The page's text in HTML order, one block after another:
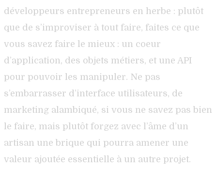
développeurs entrepreneurs en herbe : plutôt
que de s’improviser à tout faire, faites ce que
vous savez faire le mieux : un coeur
d’application, des objets métiers, et une API
pour pouvoir les manipuler. Ne pas
s’embarrasser d’interface utilisateurs, de
marketing alambiqué, si vous ne savez pas bien
le faire, mais plutôt forgez avec l’âme d’un
artisan une brique qui pourra amener une
valeur ajoutée essentielle à un autre projet.